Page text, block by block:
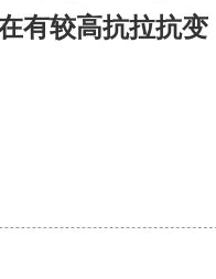
有较高抗拉抗变